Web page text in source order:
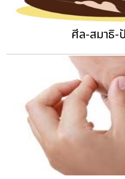
ศีล-สมาธิ-